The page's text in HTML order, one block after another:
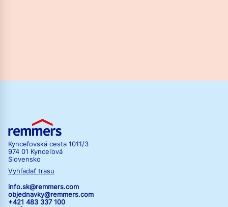
Kynceľovská cesta 1011/3
974 01 Kynceľová
Slovensko
Vyhľadať trasu
info.sk@remmers.com
objednavky@remmers.com
+421 483 337 100